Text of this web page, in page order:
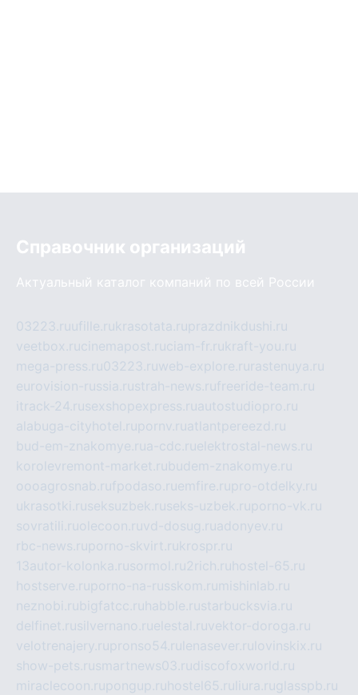
Справочник организаций
Актуальный каталог компаний по всей России
03223.ruufille.rukrasotata.ruprazdnikdushi.ru
veetbox.rucinemapost.ruciam-fr.rukraft-you.ru
mega-press.ru03223.ruweb-explore.ru rastenuya.ru
eurovision-russia.rustrah-news.rufreeride-team.ru
itrack-24.rusexshopexpress.ruautostudiopro.ru
alabuga-cityhotel.rupornv.ruatlantpereezd.ru
bud-em-znakomye.rua-cdc.ruelektrostal-news.ru
korolevremont-market.rubudem-znakomye.ru
oooagrosnab.rufpodaso.ruemfire.rupro-otdelky.ru
ukrasotki.ruseksuzbek.ruseks-uzbek.ruporno-vk.ru
sovratili.ruolecoon.ruvd-dosug.ruadonyev.ru
rbc-news.ruporno-skvirt.rukrospr.ru
13autor-kolonka.rusormol.ru2rich.ru hostel-65.ru
hostserve.ruporno-na-russkom.ru mishinlab.ru
neznobi.rubigfatcc.ru habble.rustarbucksvia.ru
delfinet.rusilvernano.ruelestal.ruvektor-doroga.ru
velotrenajery.rupronso54.ru lenasever.ru lovinskix.ru
show-pets.rusmartnews03.rudiscofoxworld.ru
miraclecoon.rupongup.ru hostel65.ru liura.ruglasspb.ru